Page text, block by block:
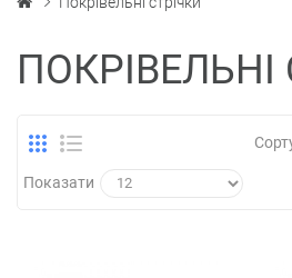
ПОКРІВЕЛЬНІ
Показати